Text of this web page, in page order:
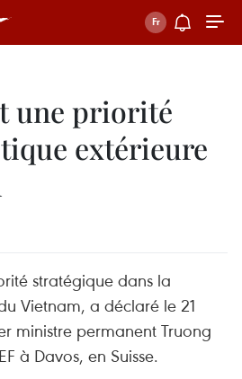
une priorité
extérieure
stratégique dans la
Vietnam, a déclaré le 21
ministre permanent Truong
à Davos, en Suisse.